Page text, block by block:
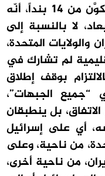
يلفت النظر في هذا الاتفاق، المكوَّن من 14 بنداً، أنّه
لا بالنسبة إلى
المتحدة،
لم تشارك في
بوقف إطلاق
“جميع الجبهات”،
بل ينطبقان
أي على إسرائيل
من ناحية، وعلى
من ناحية أخرى،